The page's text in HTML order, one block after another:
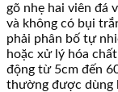
gõ nhẹ hai viên đá
và không có bụi
phải phân bố tự
hoặc xử lý hóa
động từ 5cm đến
thường được dùng